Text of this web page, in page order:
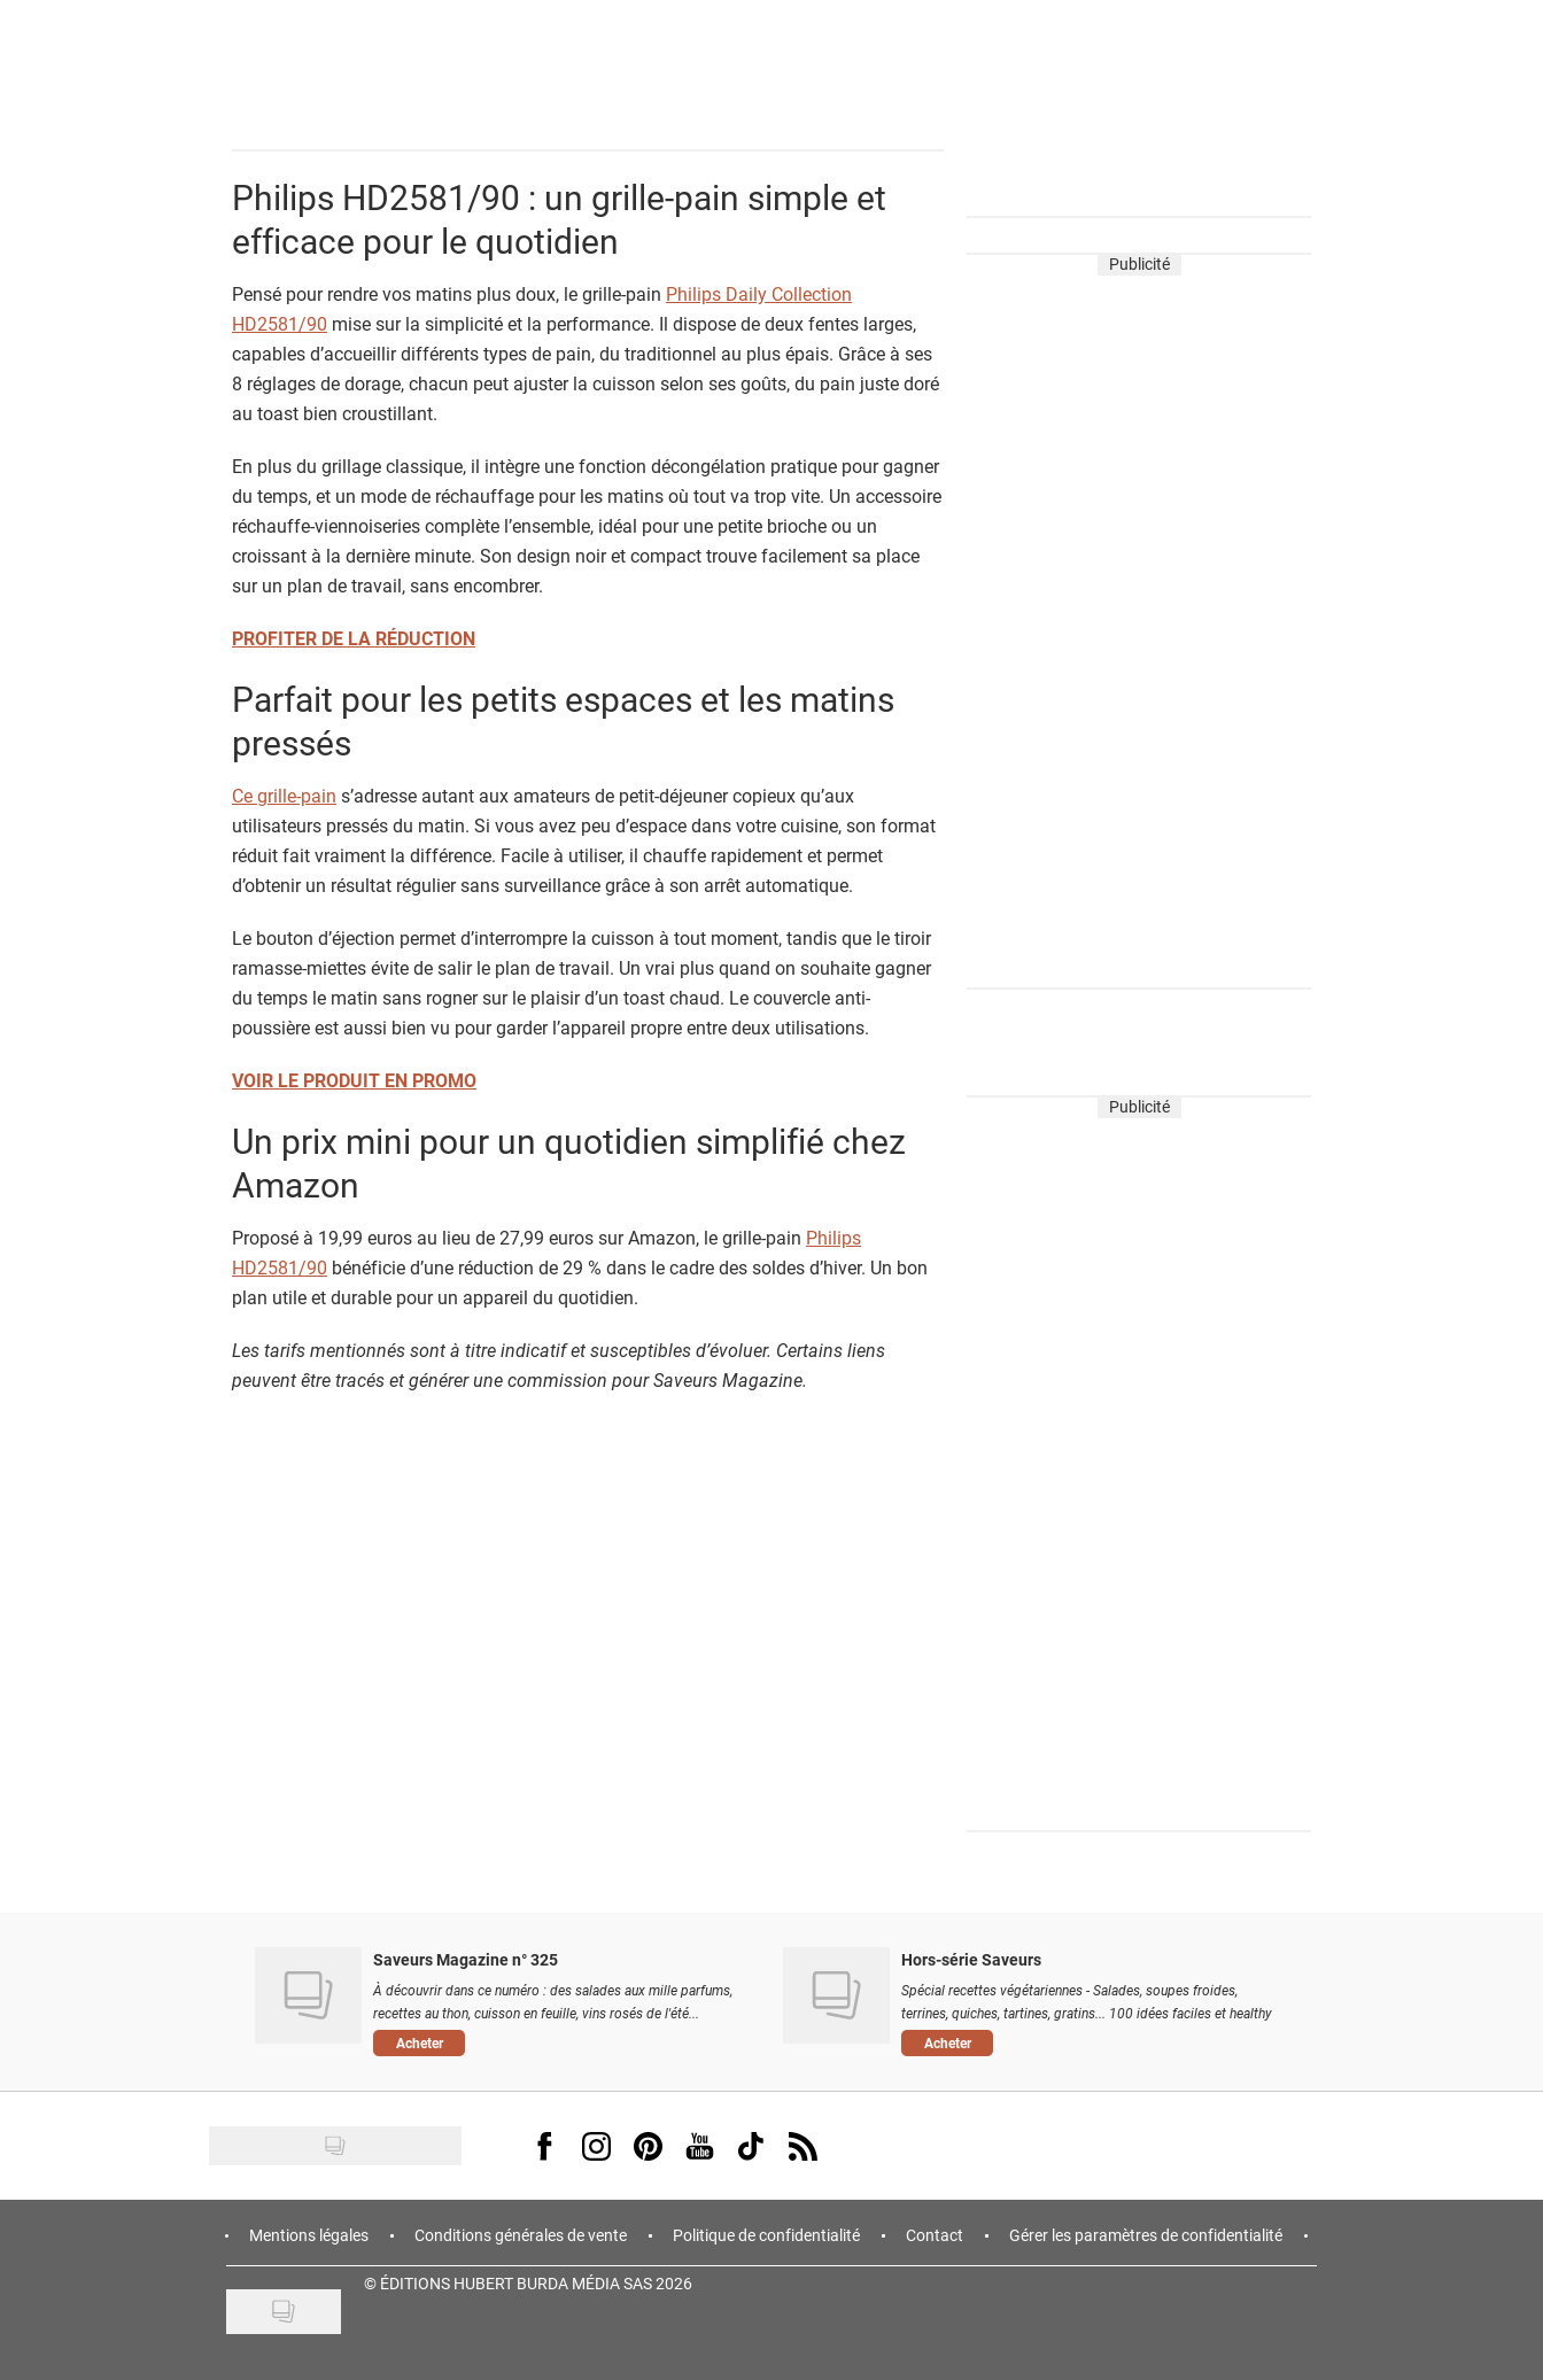
Philips HD2581/90 : un grille-pain simple et
efficace pour le quotidien
Pensé pour rendre vos matins plus doux, le grille-pain Philips Daily Collection
HD2581/90 mise sur la simplicité et la performance. Il dispose de deux fentes larges,
capables d’accueillir différents types de pain, du traditionnel au plus épais. Grâce à ses
8 réglages de dorage, chacun peut ajuster la cuisson selon ses goûts, du pain juste doré
au toast bien croustillant.
En plus du grillage classique, il intègre une fonction décongélation pratique pour gagner
du temps, et un mode de réchauffage pour les matins où tout va trop vite. Un accessoire
réchauffe-viennoiseries complète l’ensemble, idéal pour une petite brioche ou un
croissant à la dernière minute. Son design noir et compact trouve facilement sa place
sur un plan de travail, sans encombrer.
PROFITER DE LA RÉDUCTION
Parfait pour les petits espaces et les matins
pressés
Ce grille-pain s’adresse autant aux amateurs de petit-déjeuner copieux qu’aux
utilisateurs pressés du matin. Si vous avez peu d’espace dans votre cuisine, son format
réduit fait vraiment la différence. Facile à utiliser, il chauffe rapidement et permet
d’obtenir un résultat régulier sans surveillance grâce à son arrêt automatique.
Le bouton d’éjection permet d’interrompre la cuisson à tout moment, tandis que le tiroir
ramasse-miettes évite de salir le plan de travail. Un vrai plus quand on souhaite gagner
du temps le matin sans rogner sur le plaisir d’un toast chaud. Le couvercle anti-
poussière est aussi bien vu pour garder l’appareil propre entre deux utilisations.
VOIR LE PRODUIT EN PROMO
Un prix mini pour un quotidien simplifié chez
Amazon
Proposé à 19,99 euros au lieu de 27,99 euros sur Amazon, le grille-pain Philips
HD2581/90 bénéficie d’une réduction de 29 % dans le cadre des soldes d’hiver. Un bon
plan utile et durable pour un appareil du quotidien.
Les tarifs mentionnés sont à titre indicatif et susceptibles d’évoluer. Certains liens
peuvent être tracés et générer une commission pour Saveurs Magazine.
Publicité
Publicité
Saveurs Magazine n° 325
À découvrir dans ce numéro : des salades aux mille parfums,
recettes au thon, cuisson en feuille, vins rosés de l'été...
Acheter
Hors-série Saveurs
Spécial recettes végétariennes - Salades, soupes froides,
terrines, quiches, tartines, gratins... 100 idées faciles et healthy
Acheter
Visit us on Facebook
Visit us on Instagram
Visit us on Pinterest
Visit us on Youtube
Visit us on Tiktok
Visit us on Rss
Mentions légales Conditions générales de vente Politique de confidentialité Contact Gérer les paramètres de confidentialité
© ÉDITIONS HUBERT BURDA MÉDIA SAS 2026